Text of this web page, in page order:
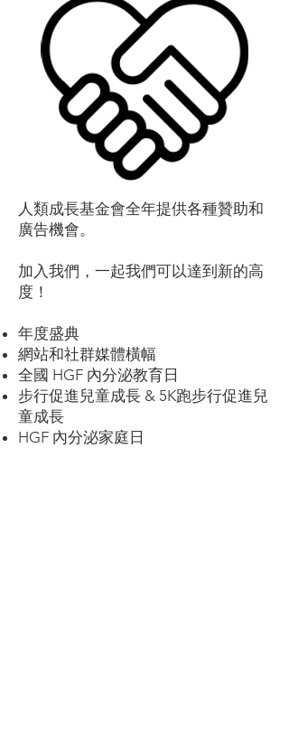
人類成長基金會全年提供各種贊助和
廣告機會。
加入我們，一起我們可以達到新的高
度！
年度盛典
網站和社群媒體橫幅
全國 HGF 內分泌教育日
步行促進兒童成長 & 5K跑步行促進兒
童成長
HGF 內分泌家庭日